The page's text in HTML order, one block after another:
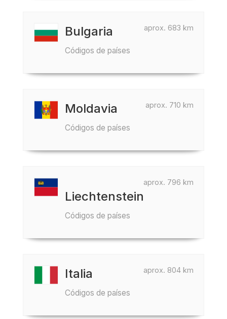
aprox. 683 km
Bulgaria
Códigos de países
aprox. 710 km
Moldavia
Códigos de países
aprox. 796 km
Liechtenstein
Códigos de países
aprox. 804 km
Italia
Códigos de países